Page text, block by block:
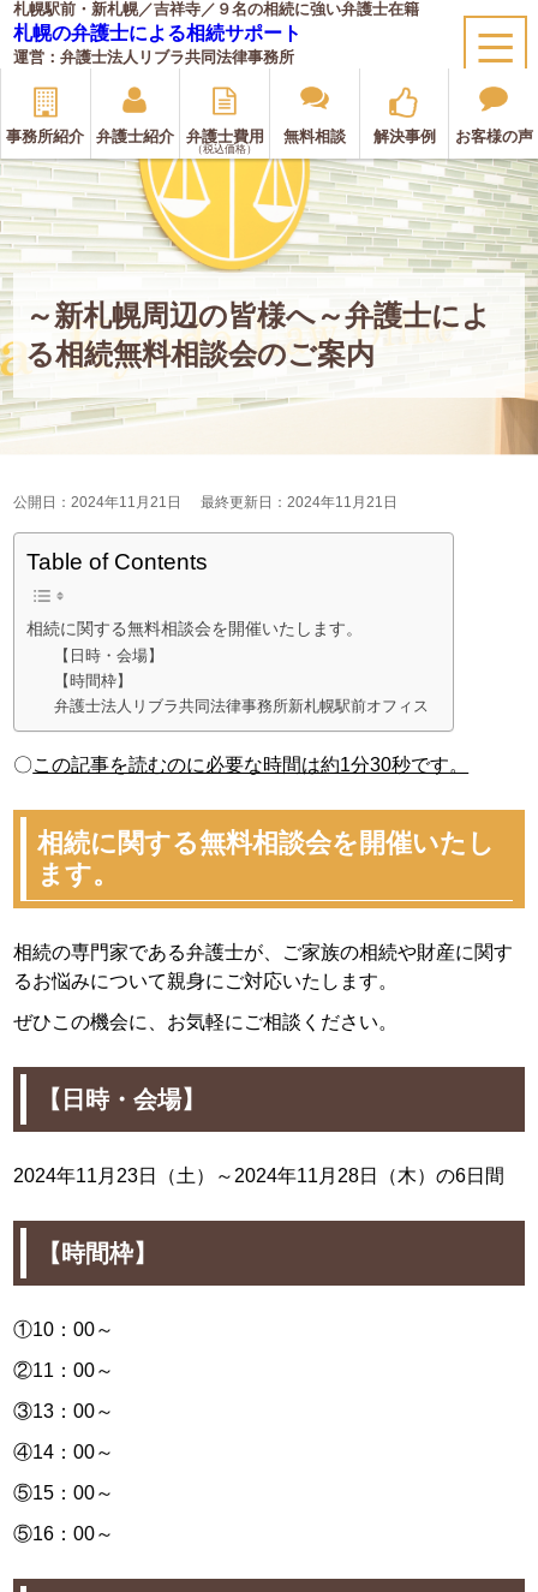
札幌駅前・新札幌／吉祥寺／９名の相続に強い弁護士在籍
札幌の弁護士による相続サポート
運営：弁護士法人リブラ共同法律事務所
事務所紹介 弁護士紹介 弁護士費用
（税込価格）
無料相談 解決事例 お客様の声
～新札幌周辺の皆様へ～弁護士によ
る相続無料相談会のご案内
公開日：2024年11月21日 最終更新日：2024年11月21日
Table of Contents
相続に関する無料相談会を開催いたします。
【日時・会場】
【時間枠】
弁護士法人リブラ共同法律事務所新札幌駅前オフィス
〇この記事を読むのに必要な時間は約1分30秒です。
相続に関する無料相談会を開催いたし
ます。
相続の専門家である弁護士が、ご家族の相続や財産に関す
るお悩みについて親身にご対応いたします。
ぜひこの機会に、お気軽にご相談ください。
【日時・会場】
2024年11月23日（土）～ 2024年11月28日（木）の6日間
【時間枠】
①10：00～
②11：00～
③13：00～
④14：00～
⑤15：00～
⑤16：00～